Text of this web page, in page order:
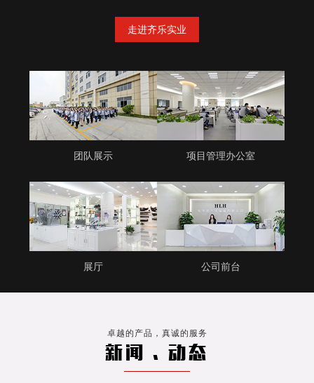
走进齐乐实业
团队展示 项目管理办公室
展厅 公司前台
卓越的产品，真诚的服务
新闻 . 动态